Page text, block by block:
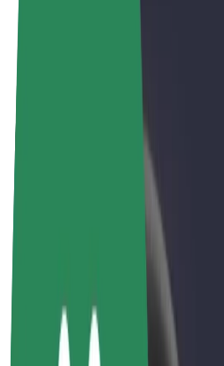
Bolt for Business
Bolt Plus
Gūsti ieņēmumus ar Bolt